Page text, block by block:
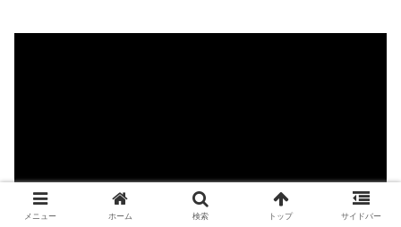
メニュー ホーム 検索 トップ サイドバー